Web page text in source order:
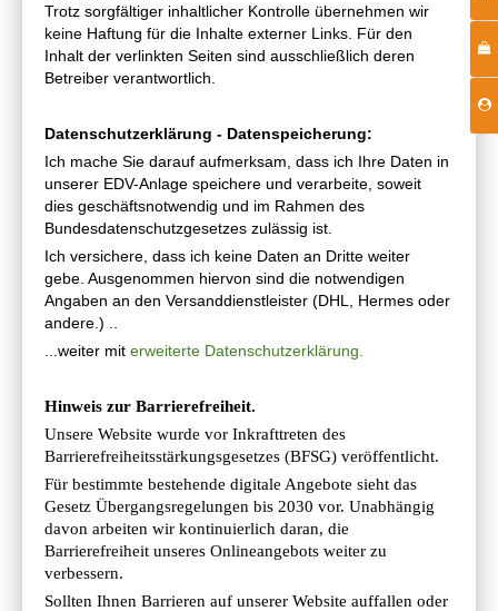
Trotz sorgfältiger inhaltlicher Kontrolle übernehmen wir
keine Haftung für die Inhalte externer Links. Für den
Inhalt der verlinkten Seiten sind ausschließlich deren
Betreiber verantwortlich.
Datenschutzerklärung - Datenspeicherung:
Ich mache Sie darauf aufmerksam, dass ich Ihre Daten in
unserer EDV-Anlage speichere und verarbeite, soweit
dies geschäftsnotwendig und im Rahmen des
Bundesdatenschutzgesetzes zulässig ist.
Ich versichere, dass ich keine Daten an Dritte weiter
gebe. Ausgenommen hiervon sind die notwendigen
Angaben an den Versanddienstleister (DHL, Hermes oder
andere.) ..
...weiter mit erweiterte Datenschutzerklärung.
Hinweis zur Barrierefreiheit.
Unsere Website wurde vor Inkrafttreten des
Barrierefreiheitsstärkungsgesetzes (BFSG) veröffentlicht.
Für bestimmte bestehende digitale Angebote sieht das
Gesetz Übergangsregelungen bis 2030 vor. Unabhängig
davon arbeiten wir kontinuierlich daran, die
Barrierefreiheit unseres Onlineangebots weiter zu
verbessern.
Sollten Ihnen Barrieren auf unserer Website auffallen oder